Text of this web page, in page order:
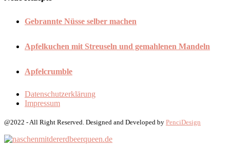
Gebrannte Nüsse selber machen
Apfelkuchen mit Streuseln und gemahlenen Mandeln
Apfelcrumble
Datenschutzerklärung
Impressum
@2022 - All Right Reserved. Designed and Developed by PenciDesign